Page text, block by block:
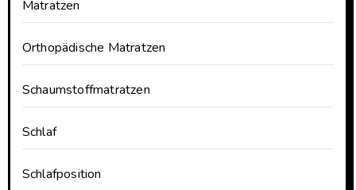
Matratzen
Orthopädische Matratzen
Schaumstoffmatratzen
Schlaf
Schlafposition